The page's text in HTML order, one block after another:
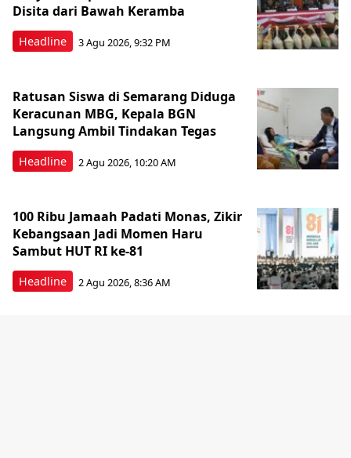
Headline
Disita dari Bawah Keramba
3 Agu 2026, 9:32 PM
Headline
Ratusan Siswa di Semarang Diduga
Keracunan MBG, Kepala BGN
Langsung Ambil Tindakan Tegas
2 Agu 2026, 10:20 AM
Headline
100 Ribu Jamaah Padati Monas, Zikir
Kebangsaan Jadi Momen Haru
Sambut HUT RI ke-81
2 Agu 2026, 8:36 AM